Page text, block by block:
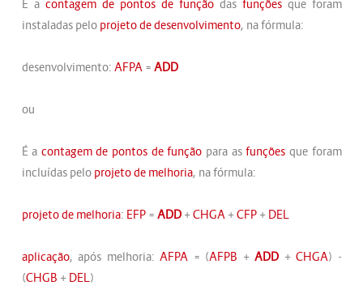
É a contagem de pontos de funçãodas funçõesque foram
instaladas pelo projeto de desenvolvimento, na fórmula:
desenvolvimento: AFPA= ADD
ou
É a contagem de pontos de função para asfunções que foram
incluídas pelo projeto de melhoria, na fórmula:
projeto de melhoria: EFP= ADD +CHGA+CFP+ DEL
aplicação, após melhoria: AFPA = (AFPB + ADD + CHGA) -
(CHGB + DEL)